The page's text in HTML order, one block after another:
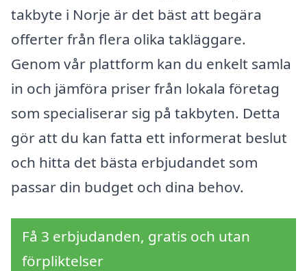
takbyte i Norje är det bäst att begära
offerter från flera olika takläggare.
Genom vår plattform kan du enkelt samla
in och jämföra priser från lokala företag
som specialiserar sig på takbyten. Detta
gör att du kan fatta ett informerat beslut
och hitta det bästa erbjudandet som
passar din budget och dina behov.
Få 3 erbjudanden, gratis och utan
förpliktelser